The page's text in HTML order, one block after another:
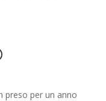
preso per un anno